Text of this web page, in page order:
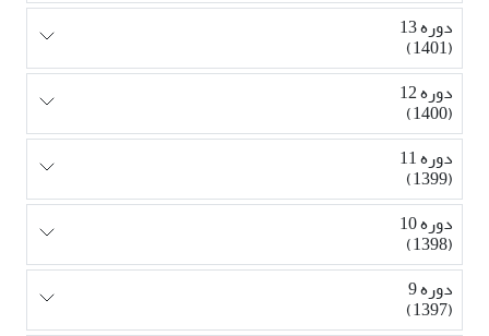
دوره 13
(1401)
دوره 12
(1400)
دوره 11
(1399)
دوره 10
(1398)
دوره 9
(1397)